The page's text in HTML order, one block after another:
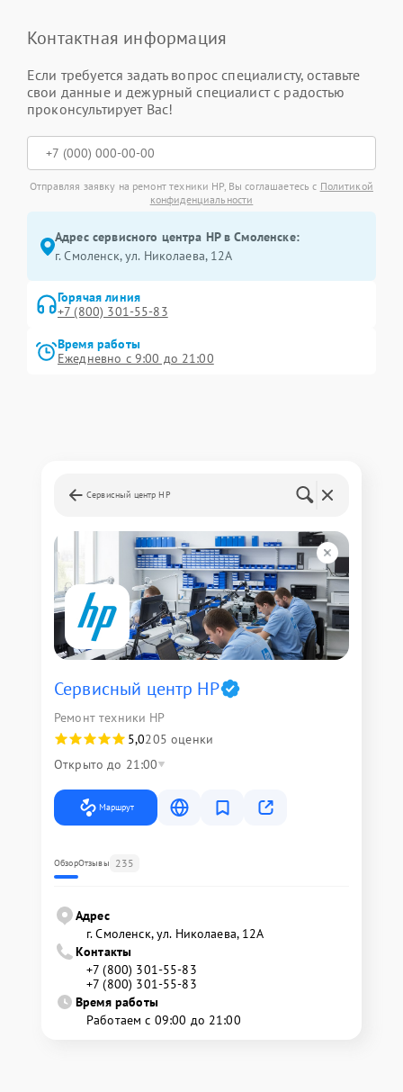
Контактная информация
Если требуется задать вопрос специалисту, оставьте
свои данные и дежурный специалист с радостью
проконсультирует Вас!
Отправляя заявку на ремонт техники HP, Вы соглашаетесь с Политикой
конфиденциальности
Адрес сервисного центра HP в Смоленске:
г. Смоленск, ул. Николаева, 12А
Горячая линия
+7 (800) 301-55-83
Время работы
Ежедневно с 9:00 до 21:00
Сервисный центр HP
Сервисный центр HP
Ремонт техники HP
5,0205 оценки
Открыто до 21:00
Маршрут
ОбзорОтзывы 235
Адрес
г. Смоленск, ул. Николаева, 12А
Контакты
+7 (800) 301-55-83
+7 (800) 301-55-83
Время работы
Работаем с 09:00 до 21:00